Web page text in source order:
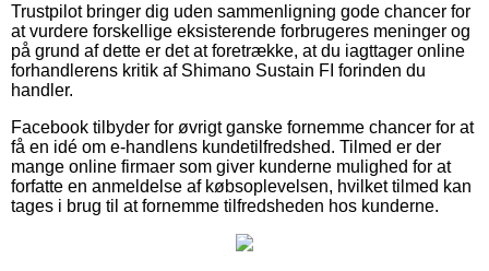
Trustpilot bringer dig uden sammenligning gode chancer for
at vurdere forskellige eksisterende forbrugeres meninger og
på grund af dette er det at foretrække, at du iagttager online
forhandlerens kritik af Shimano Sustain FI forinden du
handler.
Facebook tilbyder for øvrigt ganske fornemme chancer for at
få en idé om e-handlens kundetilfredshed. Tilmed er der
mange online firmaer som giver kunderne mulighed for at
forfatte en anmeldelse af købsoplevelsen, hvilket tilmed kan
tages i brug til at fornemme tilfredsheden hos kunderne.